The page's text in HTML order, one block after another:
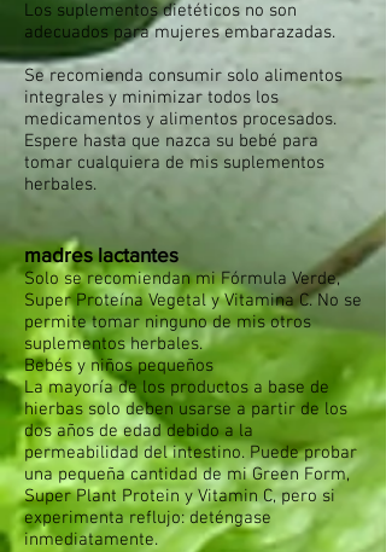
Los suplementos dietéticos no son
adecuados para mujeres embarazadas.
Se recomienda consumir solo alimentos
integrales y minimizar todos los
medicamentos y alimentos procesados.
Espere hasta que nazca su bebé para
tomar cualquiera de mis suplementos
herbales.
madres lactantes
Solo se recomiendan mi Fórmula Verde,
Super Proteína Vegetal y Vitamina C. No se
permite tomar ninguno de mis otros
suplementos herbales.
Bebés y niños pequeños
La mayoría de los productos a base de
hierbas solo deben usarse a partir de los
dos años de edad debido a la
permeabilidad del intestino. Puede probar
una pequeña cantidad de mi Green Form,
Super Plant Protein y Vitamin C, pero si
experimenta reflujo: deténgase
inmediatamente.